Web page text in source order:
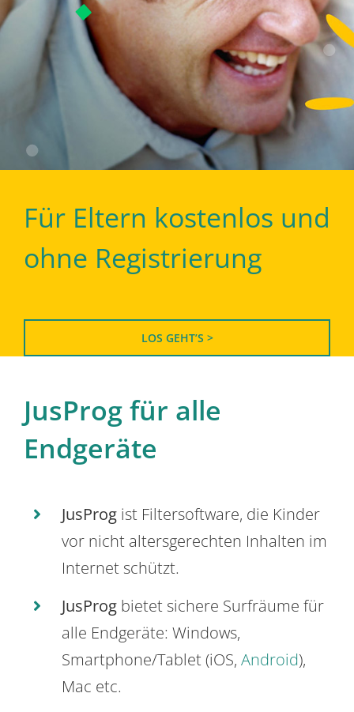
Für Eltern kostenlos und
ohne Registrierung
LOS GEHT’S >
JusProg für alle
Endgeräte
JusProg ist Filtersoftware, die Kinder
vor nicht altersgerechten Inhalten im
Internet schützt.
JusProg bietet sichere Surfräume für
alle Endgeräte: Windows,
Smartphone/Tablet (iOS, Android),
Mac etc.